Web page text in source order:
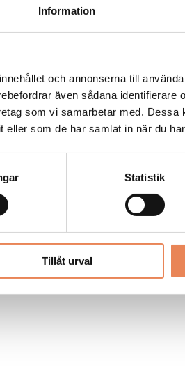
Information
och annonserna till
även sådana identifierare
som vi samarbetar med. Dessa
eller som de har samlat in när du
Statistik
Tillåt urval
på besoksliv.se är skyddat
lagen om upphovsrätt.
ANNONSERA